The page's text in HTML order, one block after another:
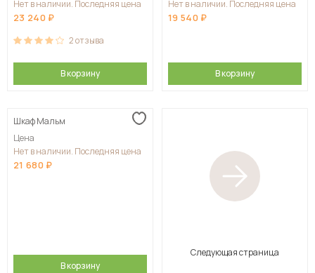
Нет в наличии. Последняя цена
23 240
2отзыва
В корзину
Нет в наличии. Последняя цена
19 540
В корзину
Шкаф Мальм
Цена
Нет в наличии. Последняя цена
21 680
В корзину
Следующая страница